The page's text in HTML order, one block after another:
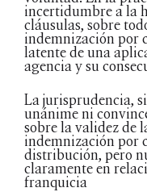
incertidumbre a la
cláusulas, sobre
indemnización por
latente de una
agencia y su
La jurisprudencia,
unánime ni
sobre la validez de
indemnización por
distribución, pero
claramente en
franquicia